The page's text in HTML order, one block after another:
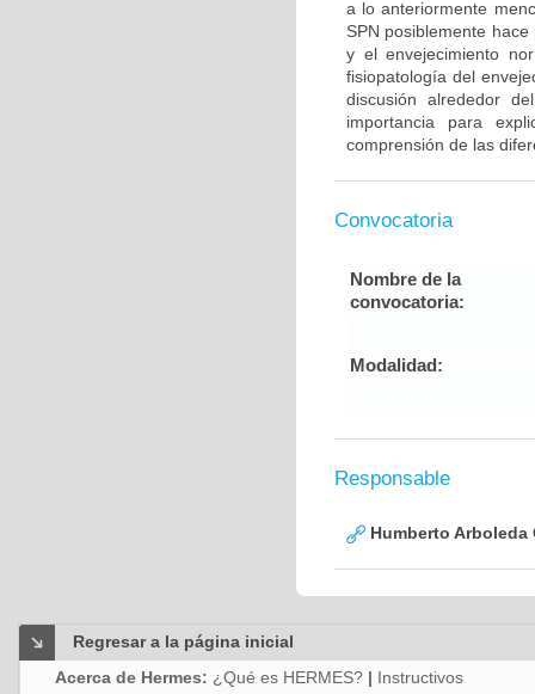
a lo anteriormente
SPN posiblemente
y el envejecimiento
fisiopatología del
discusión alrededor
importancia para
comprensión de las
Convocatoria
Nombre de la
convocatoria:
Modalidad:
Responsable
Humberto Arboleda
Regresar a la página inicial
Acerca de Hermes: ¿Qué es HERMES? | Instructivos